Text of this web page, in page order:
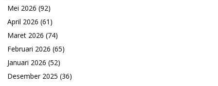
Mei 2026 (92)
April 2026 (61)
Maret 2026 (74)
Februari 2026 (65)
Januari 2026 (52)
Desember 2025 (36)